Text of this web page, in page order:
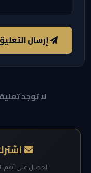
إرسال
لا توجد
احصل على أهم